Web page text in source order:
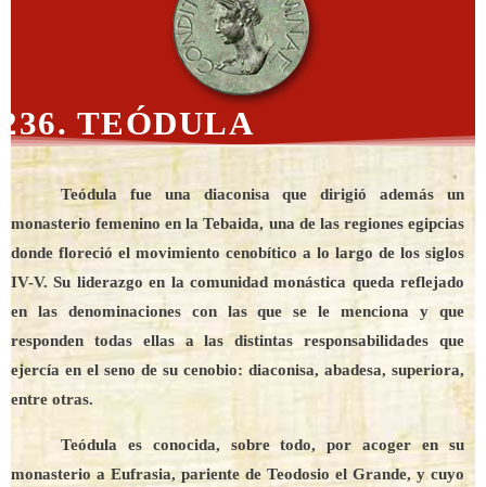
236. TEÓDULA
Teódula fue una diaconisa que dirigió además un
monasterio femenino en la Tebaida, una de las regiones egipcias
donde floreció el movimiento cenobítico a lo largo de los siglos
IV-V. Su liderazgo en la comunidad monástica queda reflejado
en las denominaciones con las que se le menciona y que
responden todas ellas a las distintas responsabilidades que
ejercía en el seno de su cenobio: diaconisa, abadesa, superiora,
entre otras.
Teódula es conocida, sobre todo, por acoger en su
monasterio a Eufrasia, pariente de Teodosio el Grande, y cuyo